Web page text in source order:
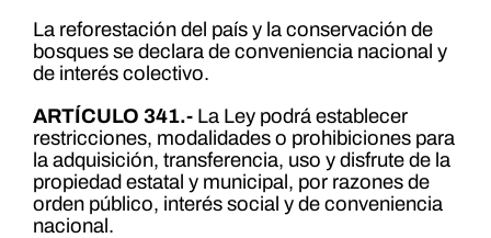
La reforestación del país y la conservación de
bosques se declara de conveniencia nacional y
de interés colectivo.
ARTÍCULO 341.-La Ley podrá establecer
restricciones, modalidades o prohibiciones para
la adquisición, transferencia, uso y disfrute de la
propiedad estatal y municipal, por razones de
orden público, interés social y de conveniencia
nacional.